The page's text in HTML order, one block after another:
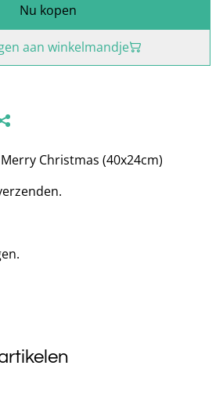
Nu kopen
aan winkelmandje
Christmas (40x24cm)